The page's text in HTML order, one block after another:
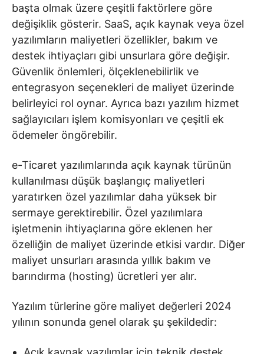
başta olmak üzere çeşitli faktörlere göre
değişiklik gösterir. SaaS, açık kaynak veya özel
yazılımların maliyetleri özellikler, bakım ve
destek ihtiyaçları gibi unsurlara göre değişir.
Güvenlik önlemleri, ölçeklenebilirlik ve
entegrasyon seçenekleri de maliyet üzerinde
belirleyici rol oynar. Ayrıca bazı yazılım hizmet
sağlayıcıları işlem komisyonları ve çeşitli ek
ödemeler öngörebilir.
e-Ticaret yazılımlarında açık kaynak türünün
kullanılması düşük başlangıç maliyetleri
yaratırken özel yazılımlar daha yüksek bir
sermaye gerektirebilir. Özel yazılımlara
işletmenin ihtiyaçlarına göre eklenen her
özelliğin de maliyet üzerinde etkisi vardır. Diğer
maliyet unsurları arasında yıllık bakım ve
barındırma (hosting) ücretleri yer alır.
Yazılım türlerine göre maliyet değerleri 2024
yılının sonunda genel olarak şu şekildedir: